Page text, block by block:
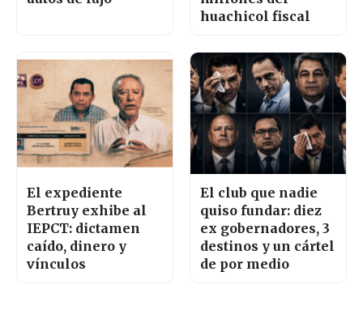
huachicol fiscal
El expediente
Bertruy exhibe al
IEPCT: dictamen
caído, dinero y
vínculos
El club que nadie
quiso fundar: diez
ex gobernadores, 3
destinos y un cártel
de por medio